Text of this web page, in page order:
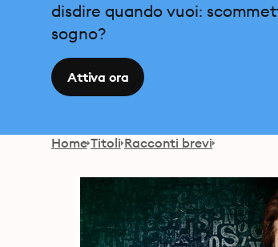
disdire quando vuoi:
sogno?
Attiva ora
Home Titoli Racconti brevi